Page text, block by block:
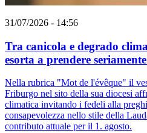
31/07/2026 - 14:56
Tra canicola e degrado
esorta a prendere
Nella rubrica "Mot de l'évêque" il
Friburgo nel sito della sua diocesi
climatica invitando i fedeli alla
consapevolezza nello stile della
contributo attuale per il 1. agosto.